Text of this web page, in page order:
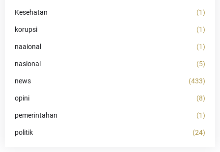
Kesehatan (1)
korupsi (1)
naaional (1)
nasional (5)
news (433)
opini (8)
pemerintahan (1)
politik (24)